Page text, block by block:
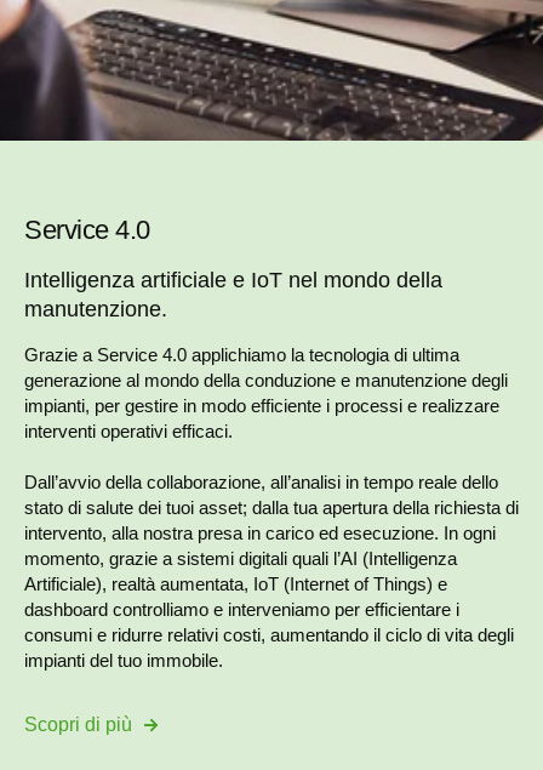
Service 4.0
Intelligenza artificiale e IoT nel mondo della
manutenzione.
Grazie a Service 4.0 applichiamo la tecnologia di ultima
generazione al mondo della conduzione e manutenzione degli
impianti, per gestire in modo efficiente i processi e realizzare
interventi operativi efficaci.
Dall’avvio della collaborazione, all’analisi in tempo reale dello
stato di salute dei tuoi asset; dalla tua apertura della richiesta di
intervento, alla nostra presa in carico ed esecuzione. In ogni
momento, grazie a sistemi digitali quali l’AI (Intelligenza
Artificiale), realtà aumentata, IoT (Internet of Things) e
dashboard controlliamo e interveniamo per efficientare i
consumi e ridurre relativi costi, aumentando il ciclo di vita degli
impianti del tuo immobile.
Scopri di più